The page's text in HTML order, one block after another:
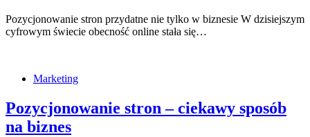
Pozycjonowanie stron przydatne nie tylko w biznesie W dzisiejszym
cyfrowym świecie obecność online stała się…
Marketing
Pozycjonowanie stron – ciekawy sposób
na biznes